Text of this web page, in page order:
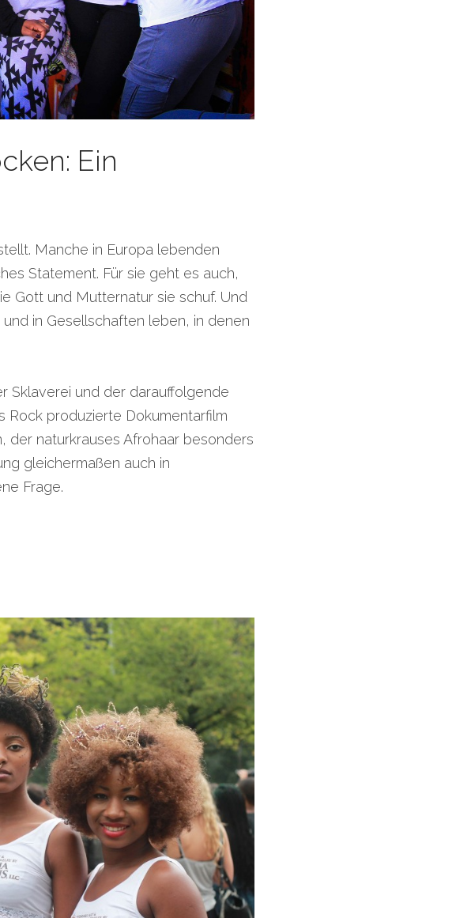
Ein
Manche in Europa lebenden
Statement. Für sie geht es auch,
Gott und Mutternatur sie schuf. Und
in Gesellschaften leben, in denen
Sklaverei und der darauffolgende
der naturkrauses Afrohaar besonders
gleichermaßen auch in
Frage.